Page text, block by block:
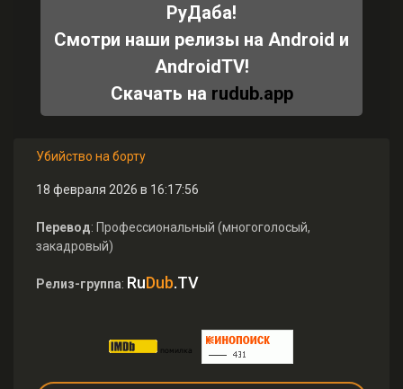
РуДаба!
Смотри наши релизы на Android и
AndroidTV!
Скачать на rudub.app
Убийство на борту
18 февраля 2026 в 16:17:56
Перевод: Профессиональный (многоголосый,
закадровый)
Релиз-группа: RuDub.TV